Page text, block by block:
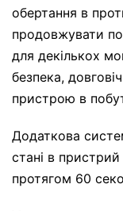
обертання в
продовжувати
для декількох
безпека,
пристрою в
Додаткова
стані в
протягом 60